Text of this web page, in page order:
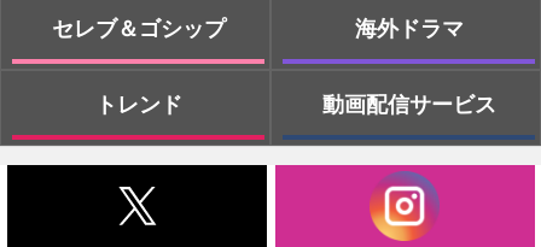
セレブ＆ゴシップ
トレンド
海外ドラマ
動画配信サービス